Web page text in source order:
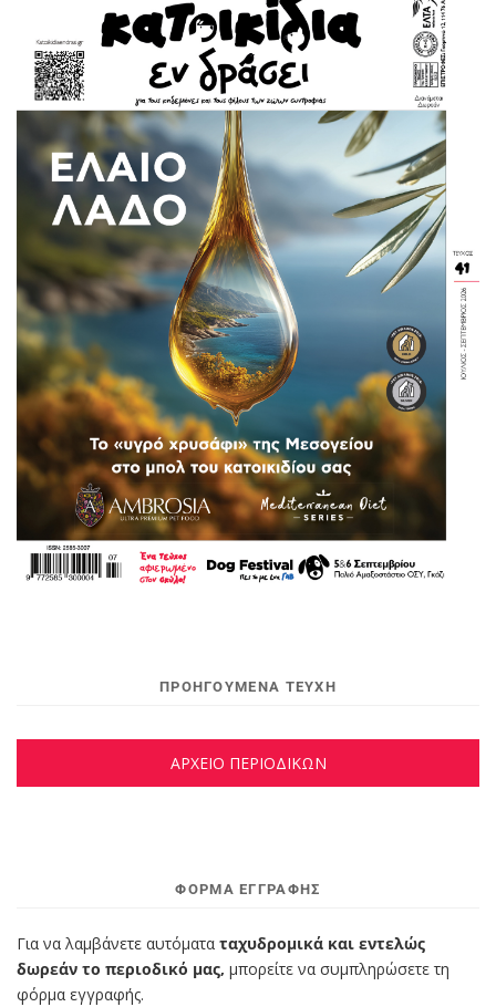
ΠΡΟΗΓΟΥΜΕΝΑ ΤΕΥΧΗ
ΑΡΧΕΙΟ ΠΕΡΙΟΔΙΚΩΝ
ΦΌΡΜΑ ΕΓΓΡΑΦΉΣ
Για να λαμβάνετε αυτόματα ταχυδρομικά και εντελώς
δωρεάν το περιοδικό μας, μπορείτε να συμπληρώσετε τη
φόρμα εγγραφής.